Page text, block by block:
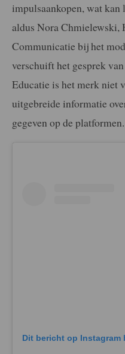
impulsaankopen, wat
aldus Nora Chmielewski,
Communicatie bij het
verschuift het gesprek
Educatie is het merk niet
uitgebreide informatie
gegeven op de platformen.
Dit bericht op Instagram